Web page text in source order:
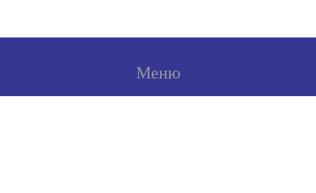
Меню
О нас